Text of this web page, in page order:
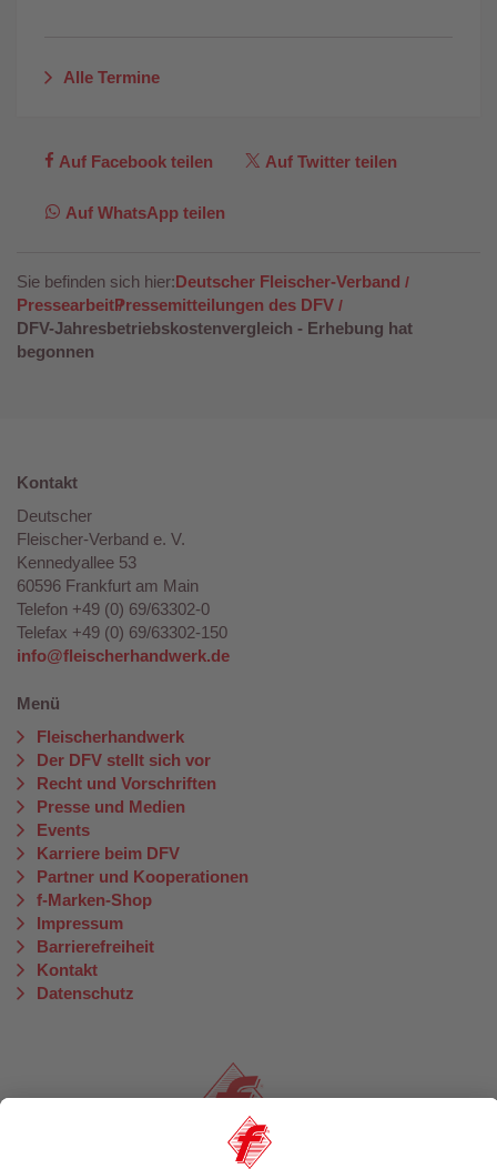
Alle Termine
Auf Facebook teilen Auf Twitter teilen
Auf WhatsApp teilen
Sie befinden sich hier:Deutscher Fleischer-Verband
PressearbeitPressemitteilungen des DFV
DFV-Jahresbetriebskostenvergleich - Erhebung hat
begonnen
Kontakt
Deutscher
Fleischer-Verband e. V.
Kennedyallee 53
60596 Frankfurt am Main
Telefon +49 (0) 69/63302-0
Telefax +49 (0) 69/63302-150
info@fleischerhandwerk.de
Menü
Fleischerhandwerk
Der DFV stellt sich vor
Recht und Vorschriften
Presse und Medien
Events
Karriere beim DFV
Partner und Kooperationen
f-Marken-Shop
Impressum
Barrierefreiheit
Kontakt
Datenschutz